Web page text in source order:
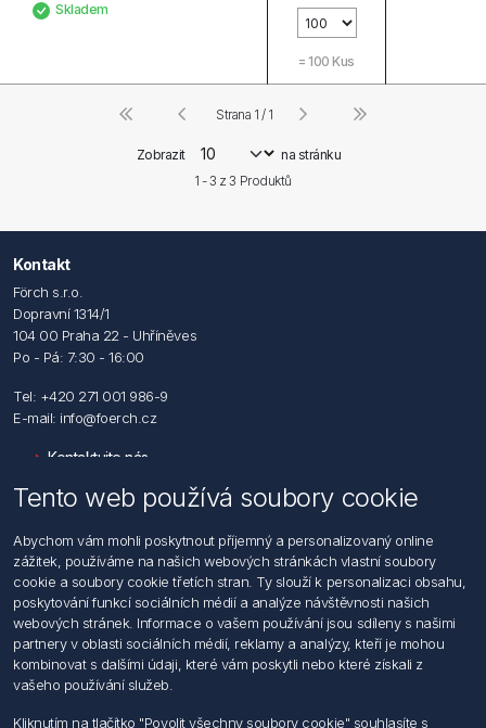
Skladem
= 100 Kus
Zobrazit
na stránku
1 - 3 z3 Produktů
Strana 1 / 1
Kontakt
Förch s.r.o.
Dopravní 1314/1
104 00 Praha 22 - Uhříněves
Po - Pá: 7:30 - 16:00
Tel: +420 271 001 986-9
E-mail: info@foerch.cz
Kontaktujte nás
Hledat
Dodržování předpisů
Zásady zpracování osobních údajů fyzických osob
Podmínky zasílání elektronických dokumentu
Všeobecné dodací a obchodní podmínky
Informace o nakládaní s elektroodpadem
Můj účet
Tento web používá soubory cookie
Abychom vám mohli poskytnout příjemný a personalizovaný online
zážitek, používáme na našich webových stránkách vlastní soubory
cookie a soubory cookie třetích stran. Ty slouží k personalizaci obsahu,
poskytování funkcí sociálních médií a analýze návštěvnosti našich
webových stránek. Informace o vašem používání jsou sdíleny s našimi
partnery v oblasti sociálních médií, reklamy a analýzy, kteří je mohou
kombinovat s dalšími údaji, které vám poskytli nebo které získali z
vašeho používání služeb.
Kliknutím na tlačítko "Povolit všechny soubory cookie" souhlasíte s